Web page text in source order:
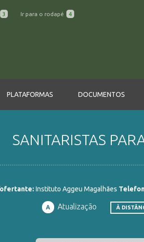
3 Ir para o rodapé 4
PLATAFORMAS DOCUMENTOS
SANITARISTAS
Instituto Aggeu Magalhães
A Atualização À